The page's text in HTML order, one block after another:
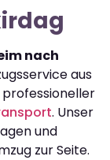
nach
aus
professioneller
. Unser
und
zur Seite.